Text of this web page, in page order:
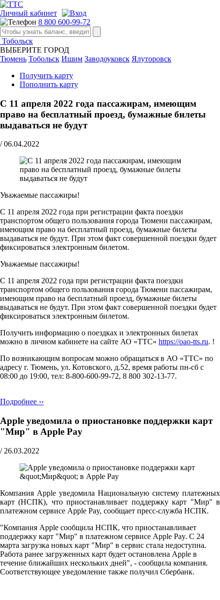
Личный кабинет
8 800 600-99-72
Тобольск
ВЫБЕРИТЕ ГОРОД
Тюмень Тобольск Ишим Заводоуковск Ялуторовск
Получить карту
Пополнить карту
С 11 апреля 2022 года пассажирам, имеющим
право на бесплатный проезд, бумажные билеты
выдаваться не будут
/ 06.04.2022
Уважаемые пассажиры!
С 11 апреля 2022 года при регистрации факта поездки
транспортом общего пользования города Тюмени пассажирам,
имеющим право на бесплатный проезд, бумажные билеты
выдаваться не будут. При этом факт совершенной поездки будет
фиксироваться электронным билетом.
Уважаемые пассажиры!
С 11 апреля 2022 года при регистрации факта поездки
транспортом общего пользования города Тюмени пассажирам,
имеющим право на бесплатный проезд, бумажные билеты
выдаваться не будут. При этом факт совершенной поездки будет
фиксироваться электронным билетом.
Получить информацию о поездках и электронных билетах
можно в личном кабинете на сайте АО «ТТС» https://oao-tts.ru. !
По возникающим вопросам можно обращаться в АО «ТТС» по
адресу г. Тюмень, ул. Котовского, д.52, время работы пн-сб с
08:00 до 19:00, тел: 8-800-600-99-72, 8 800 302-13-77.
Подробнее ››
Apple уведомила о приостановке поддержки карт
"Мир" в Apple Pay
/ 26.03.2022
Компания Apple уведомила Национальную систему платежных
карт (НСПК), что приостанавливает поддержку карт "Мир" в
платежном сервисе Apple Pay, сообщает пресс-служба НСПК.
"Компания Apple сообщила НСПК, что приостанавливает
поддержку карт "Мир" в платежном сервисе Apple Pay. С 24
марта загрузка новых карт "Мир" в сервис стала недоступна.
Работа ранее загруженных карт будет остановлена Apple в
течение ближайших нескольких дней", - сообщила компания.
Соответствующее уведомление также получил Сбербанк.